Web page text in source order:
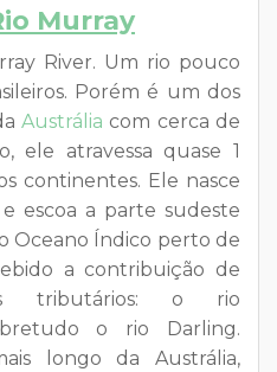
Murray
River. Um rio pouco
Porém é um dos
Austrália com cerca de
ele atravessa quase 1
continentes. Ele nasce
escoa a parte sudeste
Oceano Índico perto de
a contribuição de
tributários: o rio
o rio Darling.
longo da Austrália,